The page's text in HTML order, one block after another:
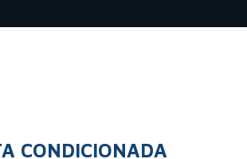
CONDICIONADA